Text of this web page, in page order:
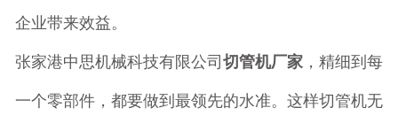
企业带来效益。
张家港中思机械科技有限公司 切管机厂家，精细到每
一个零部件，都要做到最领先的水准。这样切管机无